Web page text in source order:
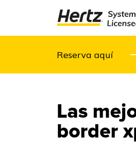
Reserva aquí
Las
border